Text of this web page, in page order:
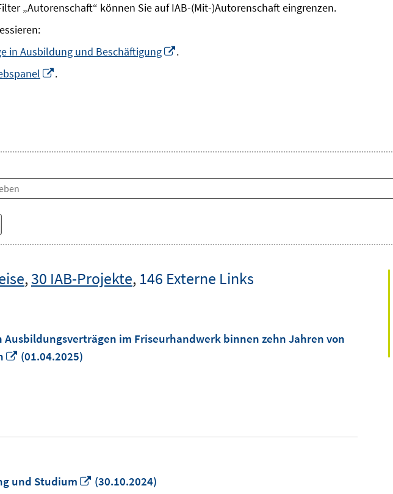
„Autorenschaft“ können Sie auf IAB-(Mit-)Autorenschaft eingrenzen.
in Ausbildung und Beschäftigung
In.
In.
,30 IAB-Projekte, 146 Externe Links
im Friseurhandwerk binnen zehn Jahren von
In
(01.04.2025)
und Studium
In
(30.10.2024)